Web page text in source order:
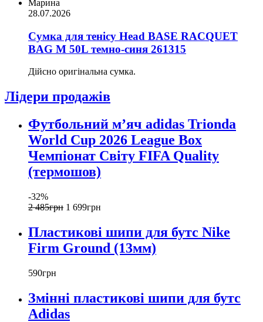
Марина
28.07.2026
Сумка для тенісу Head BASE RACQUET
BAG M 50L темно-синя 261315
Дійсно оригінальна сумка.
Лідери продажів
Футбольний м’яч adidas Trionda
World Cup 2026 League Box
Чемпіонат Світу FIFA Quality
(термошов)
-32%
2 485грн 1 699грн
Пластикові шипи для бутс Nike
Firm Ground (13мм)
590грн
Змінні пластикові шипи для бутс
Adidas